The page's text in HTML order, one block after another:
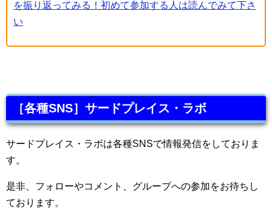
を振り返ってみる！初めて参加する人は読んでみて下さ
い
［各種SNS］サードプレイス・ラボ
サードプレイス・ラボは各種SNSで情報発信をしておりま
す。
是非、フォローやコメント、グループへの参加をお待ちし
ております。